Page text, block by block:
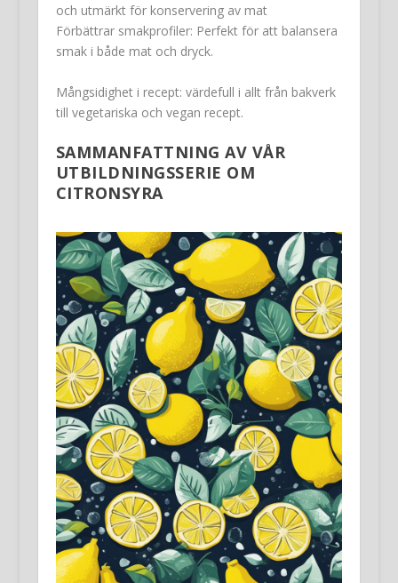
och utmärkt för konservering av mat
Förbättrar smakprofiler: Perfekt för att balansera
smak i både mat och dryck.
Mångsidighet i recept: värdefull i allt från bakverk
till vegetariska och vegan recept.
SAMMANFATTNING AV VÅR
UTBILDNINGSSERIE OM
CITRONSYRA